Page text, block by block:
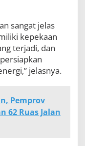
a
n
g
a
n
L
a
l
sangat jelas
kepekaan
terjadi, dan
jelasnya.
Pemprov
62 Ruas Jalan